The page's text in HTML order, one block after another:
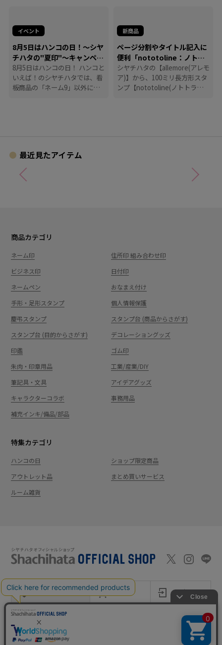
イベント
8月5日はハンコの日！～シヤ
チハタの"夏印"～キャンペー
ン
8月5日はハンコの日！ ハンコと
いえば！のシヤチハタでは、看
板商品の「ネーム9」以外に
新商品
ページ分割やタイトル記入に
便利「nototoline：ノトト
ライン」
シヤチハタの【allemore(アレモ
ア)】から、100ミリ長方形スタ
ンプ【nototoline(ノトトライ
最近見たアイテム
商品カテゴリ
ネーム印
住所印 組み合わせ印
ビジネス印
日付印
ネームペン
おなまえ付け
手形・足形スタンプ
個人情報保護
慶弔スタンプ
スタンプ台 (商品からさがす)
スタンプ台 (目的からさがす)
デコレーショングッズ
印鑑
ゴム印
朱肉・印章用品
工業/産業/DIY
筆記具・文具
アイデアグッズ
キャラクターコラボ
事務用品
補充インキ/備品/部品
特集カテゴリ
ハンコの日
ショップ限定商品
アウトレット品
まとめ買いサービス
ルーム雑貨
新規会員登録 カート ログイン
ショッピングガイド
特定商取引法に基
づく表記
プライバシーポ
リシー
Monet
(モネ)